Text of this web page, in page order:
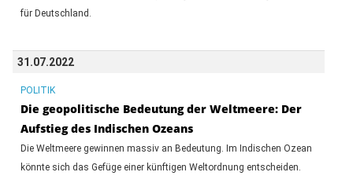
für Deutschland.
31.07.2022
POLITIK
Die geopolitische Bedeutung der Weltmeere: Der
Aufstieg des Indischen Ozeans
Die Weltmeere gewinnen massiv an Bedeutung. Im Indischen Ozean
könnte sich das Gefüge einer künftigen Weltordnung entscheiden.